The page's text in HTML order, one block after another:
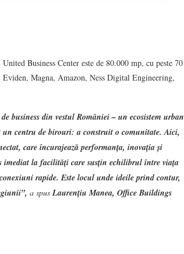
Business Center este de 80.000 mp, cu peste 70
Magna, Amazon, Ness Digital Engineering,
business din vestul României – un ecosistem urban
un centru de birouri: a construit o comunitate. Aici,
care încurajează performanța, inovația și
imediat la facilități care susțin echilibrul între viața
rapide. Este locul unde ideile prind contur,
a spusLaurențiu Manea, Office Buildings